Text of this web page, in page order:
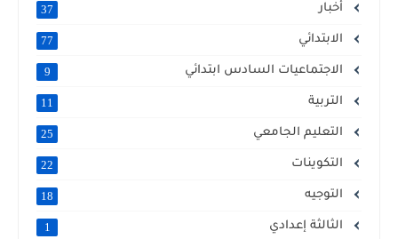
أخبار 37
الابتدائي 77
الاجتماعيات السادس ابتدائي 9
التربية 11
التعليم الجامعي 25
التكوينات 22
التوجيه 18
الثالثة إعدادي 1